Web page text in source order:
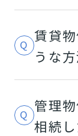
ます。
共用部
て、軽い
賃貸
うな
管理
相続